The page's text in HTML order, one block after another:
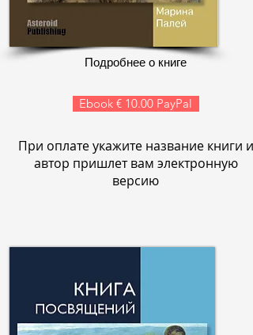
Подробнее о книге
Ebook € 10.00 PayPal
При оплате укажите название книги и
автор пришлет вам электронную
версию